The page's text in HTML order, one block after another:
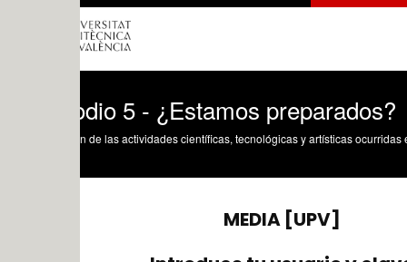
5 - ¿Estamos preparados?
de las actividades científicas, tecnológicas y artísticas ocurridas en los tres